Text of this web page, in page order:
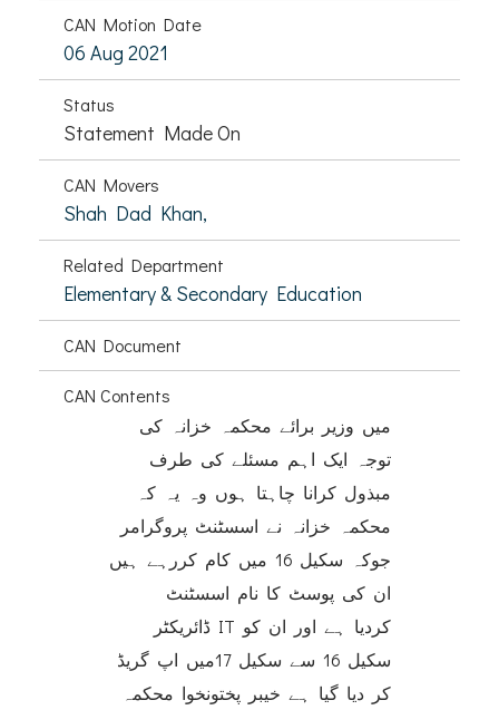
CAN Motion Date
06 Aug 2021
Status
Statement Made On
CAN Movers
Shah Dad Khan,
Related Department
Elementary & Secondary Education
CAN Document
CAN Contents
میں وزیر برائے محکمہ خزانہ کی
توجہ ایک اہم مسئلے کی طرف
مبذول کرانا چاہتا ہوں وہ یہ کہ
محکمہ خزانہ نے اسسٹنٹ پروگرامر
جوکہ سکیل 16 میں کام کررہے ہیں
ان کی پوسٹ کا نام اسسٹنٹ
ڈائریکٹر IT کردیا ہے اور ان کو
سکیل 16 سے سکیل 17میں اپ گریڈ
کر دیا گیا ہے خیبر پختونخوا محکمہ